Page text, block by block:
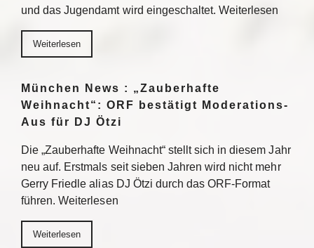
und das Jugendamt wird eingeschaltet. Weiterlesen
Weiterlesen
München News : „Zauberhafte
Weihnacht“: ORF bestätigt Moderations-
Aus für DJ Ötzi
Die „Zauberhafte Weihnacht“ stellt sich in diesem Jahr
neu auf. Erstmals seit sieben Jahren wird nicht mehr
Gerry Friedle alias DJ Ötzi durch das ORF-Format
führen. Weiterlesen
Weiterlesen